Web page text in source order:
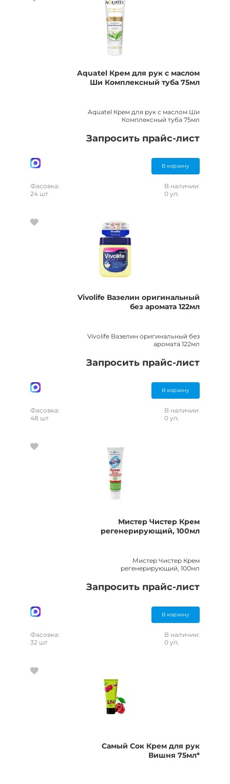
Aquatel Крем для рук с маслом
Ши Комплексный туба 75мл
Aquatel Крем для рук с маслом Ши
Комплексный туба 75мл
Запросить прайс-лист
В корзину
Фасовка:
24 шт
В наличии:
0 уп.
Vivolife Вазелин оригинальный
без аромата 122мл
Vivolife Вазелин оригинальный без
аромата 122мл
Запросить прайс-лист
В корзину
Фасовка:
48 шт
В наличии:
0 уп.
Мистер Чистер Крем
регенерирующий, 100мл
Мистер Чистер Крем
регенерирующий, 100мл
Запросить прайс-лист
В корзину
Фасовка:
32 шт
В наличии:
0 уп.
Самый Сок Крем для рук
Вишня 75мл*